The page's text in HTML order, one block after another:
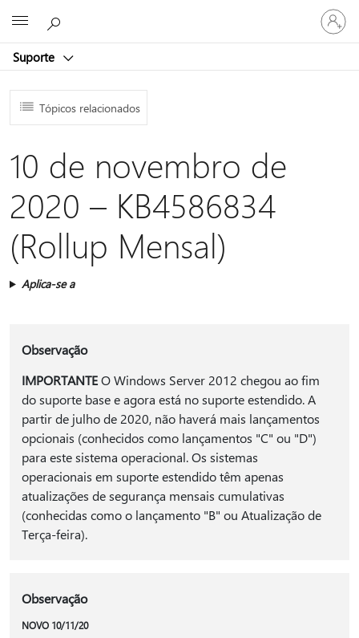
Suporte
Entre
em
sua
Tópicos relacionados
10 de novembro de
2020 – KB4586834
(Rollup Mensal)
Aplica-se a
Observação
IMPORTANTEO Windows Server 2012 chegou ao fim
do suporte base e agora está no suporte estendido. A
partir de julho de 2020, não haverá mais lançamentos
opcionais (conhecidos como lançamentos "C" ou "D")
para este sistema operacional. Os sistemas
operacionais em suporte estendido têm apenas
atualizações de segurança mensais cumulativas
(conhecidas como o lançamento "B" ou Atualização de
Terça-feira).
Observação
NOVO 10/11/20